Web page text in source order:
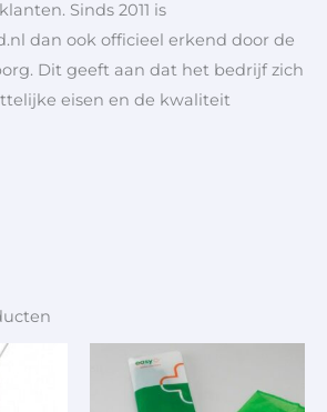
Sinds 2011 is
dan ook officieel erkend door de
Dit geeft aan dat het bedrijf zich
eisen en de kwaliteit